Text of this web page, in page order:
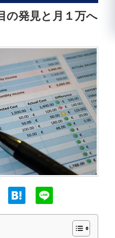
の発見と月１万へ